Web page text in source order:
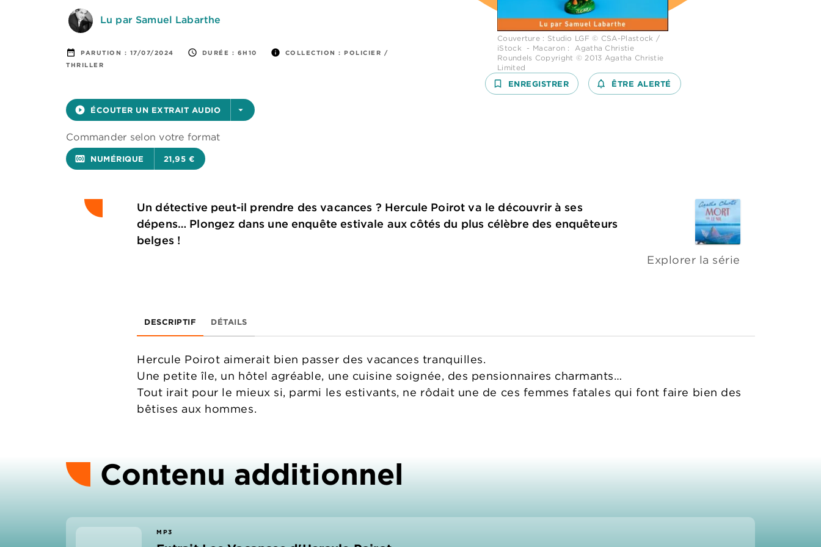
Lu par Samuel Labarthe
date_range PARUTION : 17/07/2024 access_time DURÉE : 6H10 info COLLECTION : POLICIER /
THRILLER
play_circle_filled ÉCOUTER UN EXTRAIT AUDIO arrow_drop_down
Commander selon votre format
surround_sound NUMÉRIQUE 21,95 €
Couverture : Studio LGF © CSA-Plastock /
iStock - Macaron : Agatha Christie
Roundels Copyright © 2013 Agatha Christie
Limited
bookmark_border ENREGISTRER notifications_none_outlined
ÊTRE ALERTÉ
Un détective peut-il prendre des vacances ? Hercule Poirot va le découvrir à ses
dépens… Plongez dans une enquête estivale aux côtés du plus célèbre des enquêteurs
belges !
Explorer la série
DESCRIPTIF DÉTAILS
Hercule Poirot aimerait bien passer des vacances tranquilles.
Une petite île, un hôtel agréable, une cuisine soignée, des pensionnaires charmants…
Tout irait pour le mieux si, parmi les estivants, ne rôdait une de ces femmes fatales qui font faire bien des
bêtises aux hommes.
Contenu additionnel
MP3